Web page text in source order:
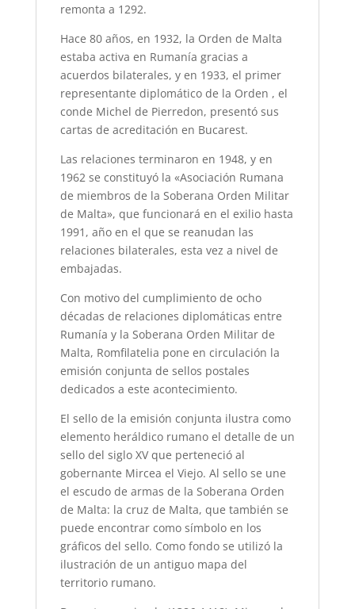
remonta a 1292.
Hace 80 años, en 1932, la Orden de Malta
estaba activa en Rumanía gracias a
acuerdos bilaterales, y en 1933, el primer
representante diplomático de la Orden , el
conde Michel de Pierredon, presentó sus
cartas de acreditación en Bucarest.
Las relaciones terminaron en 1948, y en
1962 se constituyó la «Asociación Rumana
de miembros de la Soberana Orden Militar
de Malta», que funcionará en el exilio hasta
1991, año en el que se reanudan las
relaciones bilaterales, esta vez a nivel de
embajadas.
Con motivo del cumplimiento de ocho
décadas de relaciones diplomáticas entre
Rumanía y la Soberana Orden Militar de
Malta, Romfilatelia pone en circulación la
emisión conjunta de sellos postales
dedicados a este acontecimiento.
El sello de la emisión conjunta ilustra como
elemento heráldico rumano el detalle de un
sello del siglo XV que perteneció al
gobernante Mircea el Viejo. Al sello se une
el escudo de armas de la Soberana Orden
de Malta: la cruz de Malta, que también se
puede encontrar como símbolo en los
gráficos del sello. Como fondo se utilizó la
ilustración de un antiguo mapa del
territorio rumano.